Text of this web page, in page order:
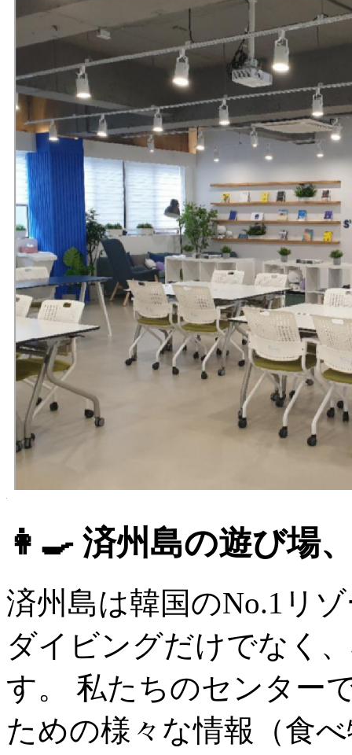
👩‍🍳 済州島の遊び場
済州島は韓国のNo.1リ
ダイビングだけでなく
す。 私たちのセンター
ための様々な情報（食